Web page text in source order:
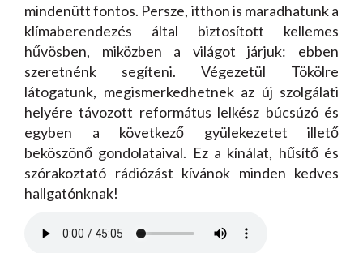
mindenütt fontos. Persze, itthon is maradhatunk a
klímaberendezés által biztosított kellemes
hűvösben, miközben a világot járjuk: ebben
szeretnénk segíteni. Végezetül Tökölre
látogatunk, megismerkedhetnek az új szolgálati
helyére távozott református lelkész búcsúzó és
egyben a következő gyülekezetet illető
beköszönő gondolataival. Ez a kínálat, hűsítő és
szórakoztató rádiózást kívánok minden kedves
hallgatónknak!